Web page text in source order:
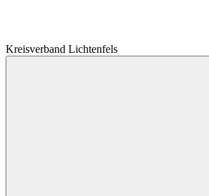
Kreisverband Lichtenfels